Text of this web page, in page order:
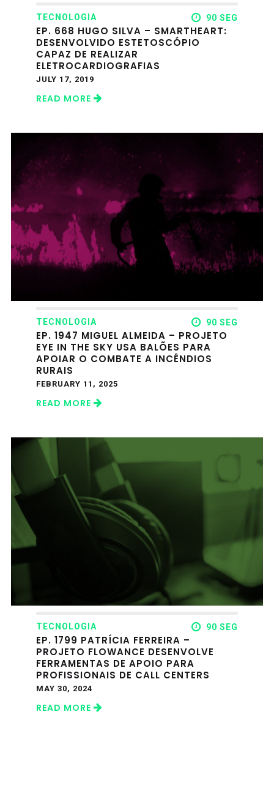
TECNOLOGIA 90 SEG
EP. 668 HUGO SILVA – SMARTHEART:
DESENVOLVIDO ESTETOSCÓPIO
CAPAZ DE REALIZAR
ELETROCARDIOGRAFIAS
JULY 17, 2019
READ MORE
TECNOLOGIA 90 SEG
EP. 1947 MIGUEL ALMEIDA – PROJETO
EYE IN THE SKY USA BALÕES PARA
APOIAR O COMBATE A INCÊNDIOS
RURAIS
FEBRUARY 11, 2025
READ MORE
TECNOLOGIA 90 SEG
EP. 1799 PATRÍCIA FERREIRA –
PROJETO FLOWANCE DESENVOLVE
FERRAMENTAS DE APOIO PARA
PROFISSIONAIS DE CALL CENTERS
MAY 30, 2024
READ MORE